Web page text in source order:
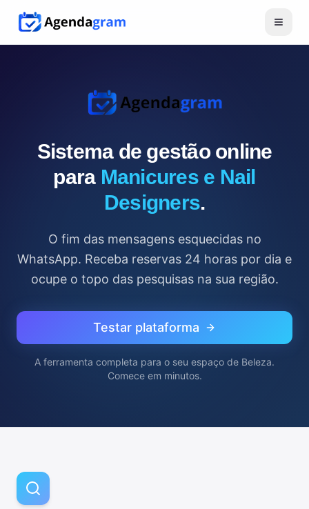
Sistema de gestão online
para Manicures e Nail
Designers.
O fim das mensagens esquecidas no
WhatsApp. Receba reservas 24 horas por dia e
ocupe o topo das pesquisas na sua região.
Testar plataforma
A ferramenta completa para o seu espaço de Beleza.
Comece em minutos.